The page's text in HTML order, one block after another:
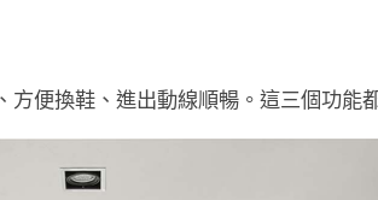
方便換鞋、進出動線順暢 。這三個功能